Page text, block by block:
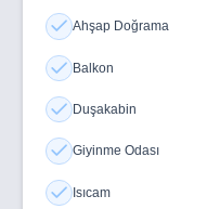
ÖZEL VE DEVLET
YAŞLI BAKIM EVİ,
ALANLARI, TOPLU
ÇEVRE YOLUNA YAKIN
SATILIK DAİRE
DEYATLI BİLGİ İÇİN
Ahşap Doğrama
Balkon
Duşakabin
Giyinme Odası
Isıcam